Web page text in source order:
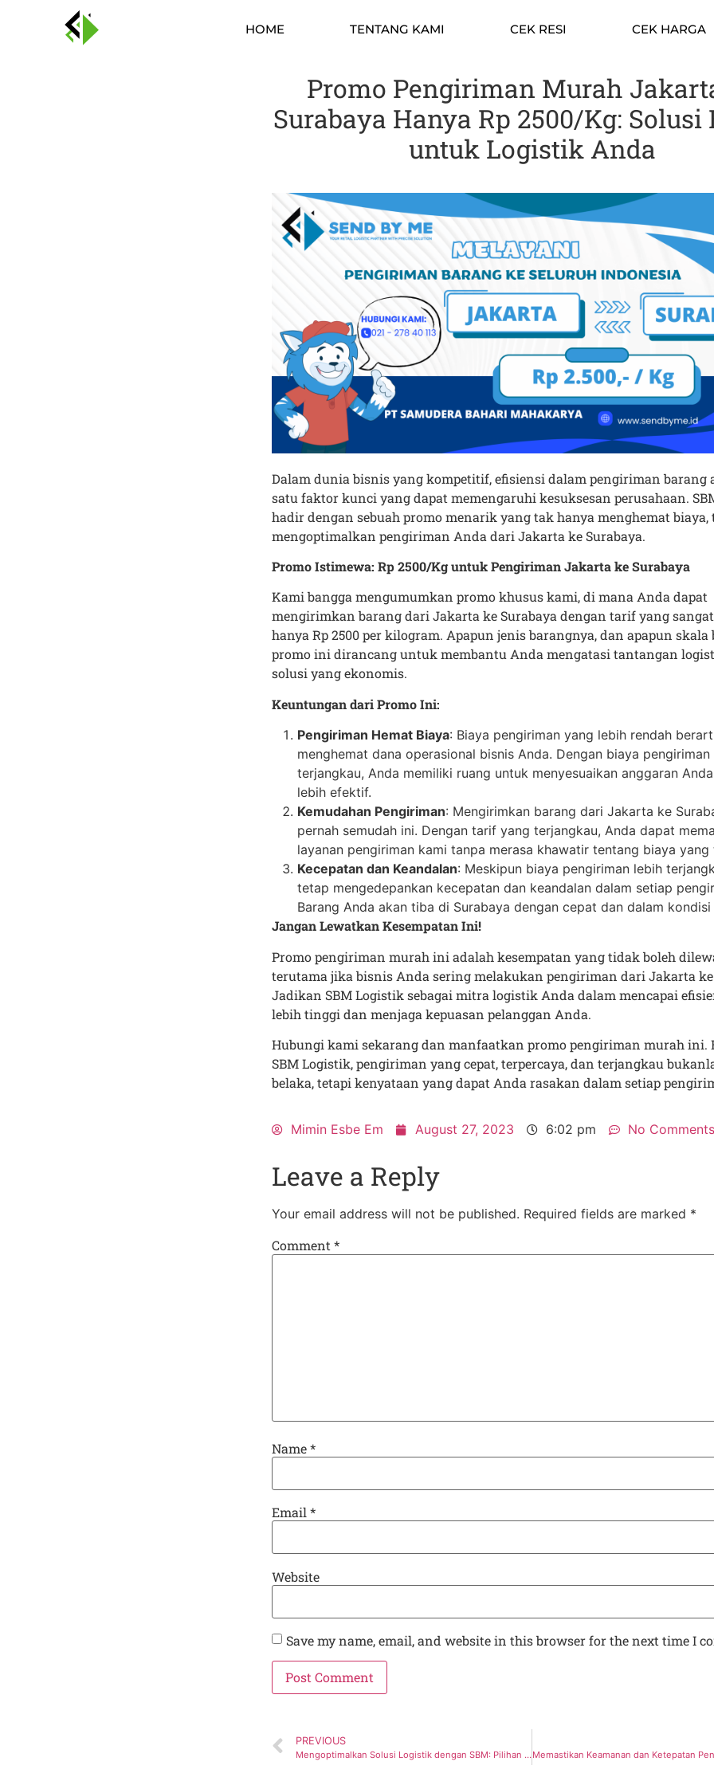
HOME TENTANG KAMI CEK RESI CEK HARGA
Promo Pengiriman Murah
Surabaya Hanya Rp 2500/Kg: Solusi
untuk Logistik Anda
Dalam dunia bisnis yang kompetitif, efisiensi dalam pengiriman barang
satu faktor kunci yang dapat memengaruhi kesuksesan perusahaan.
hadir dengan sebuah promo menarik yang tak hanya menghemat biaya,
mengoptimalkan pengiriman Anda dari Jakarta ke Surabaya.
Promo Istimewa: Rp 2500/Kg untuk Pengiriman Jakarta ke Surabaya
Kami bangga mengumumkan promo khusus kami, di mana Anda dapat
mengirimkan barang dari Jakarta ke Surabaya dengan tarif yang
hanya Rp 2500 per kilogram. Apapun jenis barangnya, dan apapun
promo ini dirancang untuk membantu Anda mengatasi tantangan
solusi yang ekonomis.
Keuntungan dari Promo Ini:
Pengiriman Hemat Biaya: Biaya pengiriman yang lebih rendah
menghemat dana operasional bisnis Anda. Dengan biaya
terjangkau, Anda memiliki ruang untuk menyesuaikan anggaran
lebih efektif.
Kemudahan Pengiriman: Mengirimkan barang dari Jakarta ke
pernah semudah ini. Dengan tarif yang terjangkau, Anda dapat
layanan pengiriman kami tanpa merasa khawatir tentang biaya yang
Kecepatan dan Keandalan: Meskipun biaya pengiriman lebih
tetap mengedepankan kecepatan dan keandalan dalam setiap
Barang Anda akan tiba di Surabaya dengan cepat dan dalam
Jangan Lewatkan Kesempatan Ini!
Promo pengiriman murah ini adalah kesempatan yang tidak boleh
terutama jika bisnis Anda sering melakukan pengiriman dari Jakarta ke
Jadikan SBM Logistik sebagai mitra logistik Anda dalam mencapai
lebih tinggi dan menjaga kepuasan pelanggan Anda.
Hubungi kami sekarang dan manfaatkan promo pengiriman murah ini.
SBM Logistik, pengiriman yang cepat, terpercaya, dan terjangkau
belaka, tetapi kenyataan yang dapat Anda rasakan dalam setiap
Mimin Esbe Em August 27, 2023 6:02 pm No Comments
Leave a Reply
Your email address will not be published. Required fields are marked *
Comment*
Name*
Email *
Website
Save my name, email, and website in this browser for the next time I
PREVIOUS
Mengoptimalkan Solusi Logistik dengan SBM: Pilihan Terpercaya untuk Pengiriman Efisien